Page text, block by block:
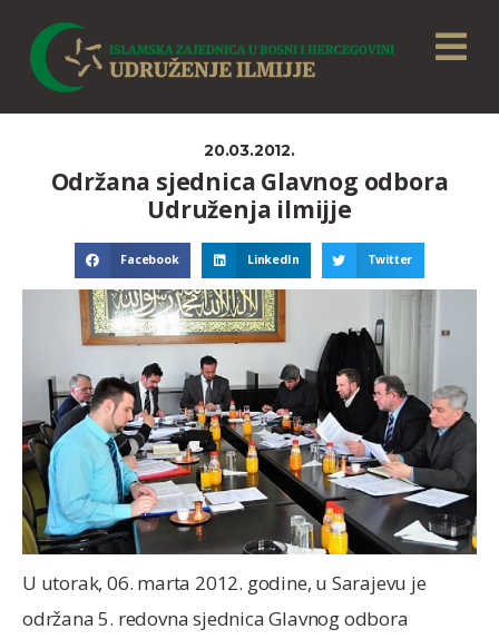
20.03.2012.
Održana sjednica Glavnog odbora
Udruženja ilmijje
Facebook LinkedIn Twitter
U utorak, 06. marta 2012. godine, u Sarajevu je
održana 5. redovna sjednica Glavnog odbora